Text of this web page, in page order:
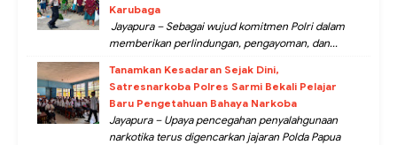
Karubaga
Jayapura – Sebagai wujud komitmen Polri dalam
memberikan perlindungan, pengayoman, dan...
Tanamkan Kesadaran Sejak Dini,
Satresnarkoba Polres Sarmi Bekali Pelajar
Baru Pengetahuan Bahaya Narkoba
Jayapura – Upaya pencegahan penyalahgunaan
narkotika terus digencarkan jajaran Polda Papua